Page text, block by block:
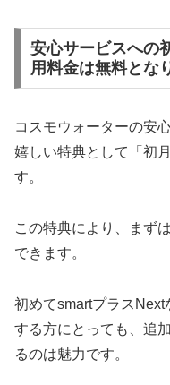
安心サービスへの
用料金は無料とな
コスモウォーターの安
嬉しい特典として「初
す。
この特典により、まず
できます。
初めてsmartプラス
する方にとっても、追
るのは魅力です。